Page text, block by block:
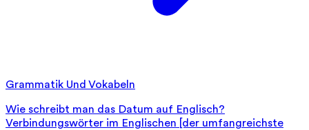
Grammatik Und Vokabeln
Wie schreibt man das Datum auf Englisch?
Verbindungswörter im Englischen [der umfangreichste